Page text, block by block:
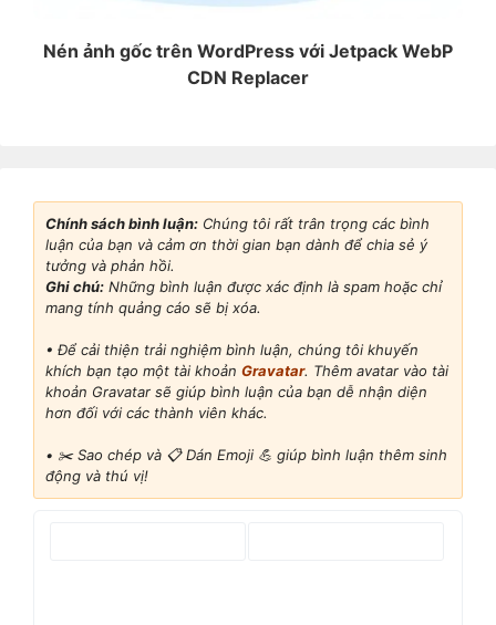
Nén ảnh gốc trên WordPress với Jetpack WebP
CDN Replacer
Chính sách bình luận: Chúng tôi rất trân trọng các bình
luận của bạn và cảm ơn thời gian bạn dành để chia sẻ ý
tưởng và phản hồi.
Ghi chú: Những bình luận được xác định là spam hoặc chỉ
mang tính quảng cáo sẽ bị xóa.
• Để cải thiện trải nghiệm bình luận, chúng tôi khuyến
khích bạn tạo một tài khoản Gravatar. Thêm avatar vào tài
khoản Gravatar sẽ giúp bình luận của bạn dễ nhận diện
hơn đối với các thành viên khác.
• ✂️ Sao chép và 📋 Dán Emoji 💪 giúp bình luận thêm sinh
động và thú vị!